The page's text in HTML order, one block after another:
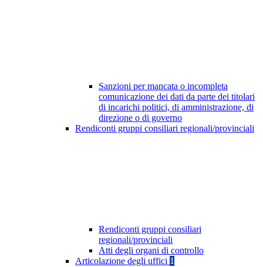
Sanzioni per mancata o incompleta
comunicazione dei dati da parte dei titolari
di incarichi politici, di amministrazione, di
direzione o di governo
Rendiconti gruppi consiliari regionali/provinciali
Rendiconti gruppi consiliari
regionali/provinciali
Atti degli organi di controllo
Articolazione degli uffici 1